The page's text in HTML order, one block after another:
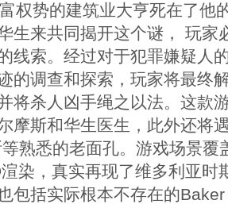
势的建筑业大亨死在了他
生来共同揭开这个谜， 玩家
线索。经过对于犯罪嫌疑人
的调查和探索，玩家将最终
将杀人凶手绳之以法。这款
摩斯和华生医生，此外还将
等熟悉的老面孔。游戏场景
染，真实再现了维多利亚时
包括实际根本不存在的